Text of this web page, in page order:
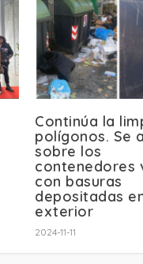
Continúa la
polígonos. Se
sobre los
contenedores
con basuras
depositadas
exterior
2024-11-11